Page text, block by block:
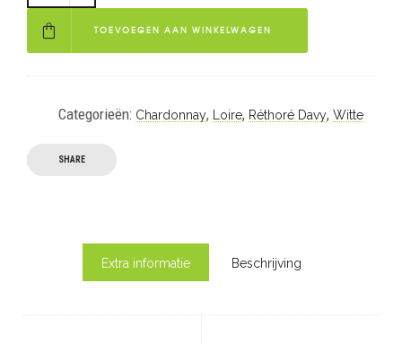
TOEVOEGEN AAN WINKELWAGEN
Categorieën: Chardonnay, Loire, Réthoré Davy, Witte
SHARE
Extra informatie Beschrijving